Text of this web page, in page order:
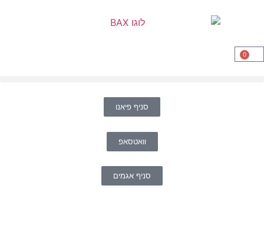
0
סניף פיאנו
וואטסאפ
סניף אגמים